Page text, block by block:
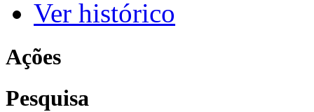
Ver histórico
Ações
Pesquisa